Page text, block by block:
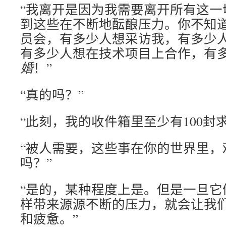
“我离开是因为我需要离开所有这
到这些在不断地酝酿压力。你不知
员会，有多少人想采访我，有多少
有多少人想在技术项目上合作，
婚！”
“真的吗？”
“此刻，我的收件箱里至少有100封
“被人需要，这些事在你的世界里
吗？”
“是的，某种程度上是。但是一旦
样带来源源不断的压力，就会让我
和疲惫。”